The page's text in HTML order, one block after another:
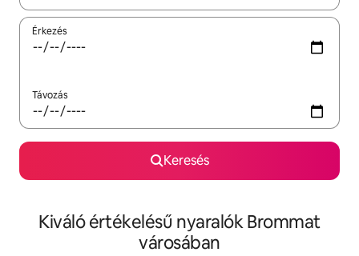
Érkezés
Távozás
Keresés
Kiváló értékelésű nyaralók Brommat
városában